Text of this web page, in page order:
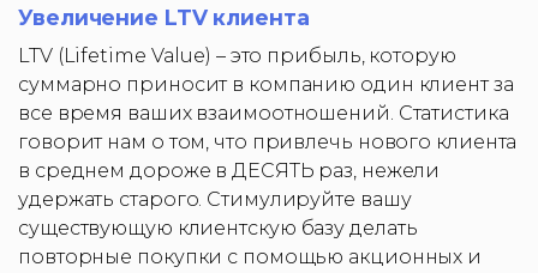
Увеличение LTV клиента
LTV (Lifetime Value) – это прибыль, которую
суммарно приносит в компанию один клиент за
все время ваших взаимоотношений. Статистика
говорит нам о том, что привлечь нового клиента
в среднем дороже в ДЕСЯТЬ раз, нежели
удержать старого. Стимулируйте вашу
существующую клиентскую базу делать
повторные покупки с помощью акционных и